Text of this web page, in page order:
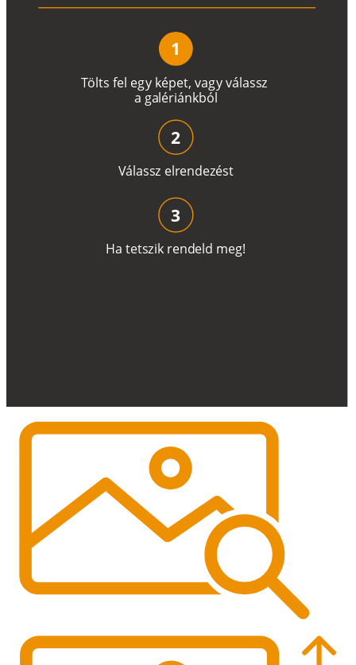
Tölts fel egy képet, vagyválassz
a galériánkból
1
Válassz elrendezést
2
Ha tetszik rendeld meg!
3